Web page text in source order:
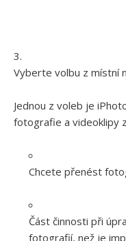
Vyberte volbu z místní
Jednou z voleb je
fotografie a videoklipy
Chcete přenést
Část činnosti při
fotografií, než je